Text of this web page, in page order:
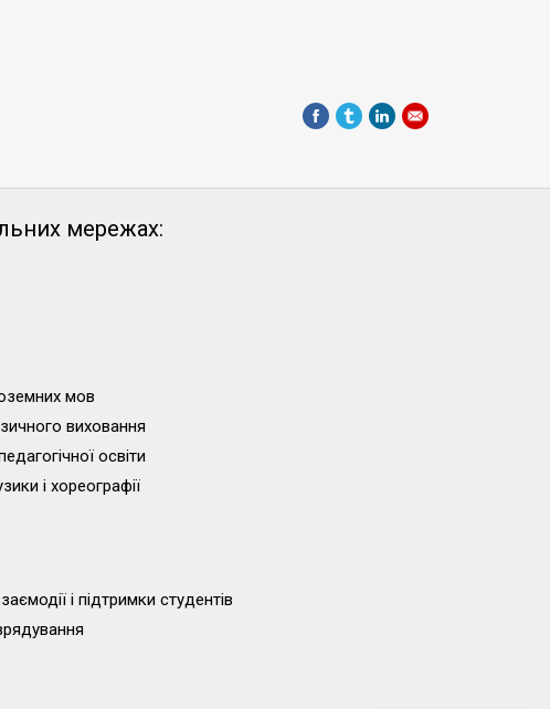
мережах:
мов
виховання
освіти
і хореографії
і підтримки студентів